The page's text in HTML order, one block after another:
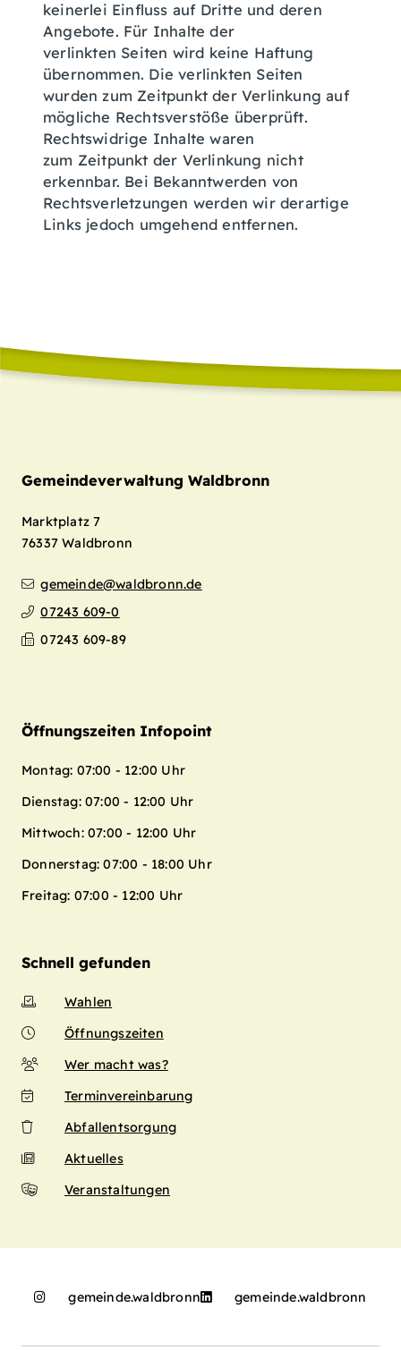
keinerlei Einfluss auf Dritte und deren
Angebote. Für Inhalte der
verlinkten Seiten wird keine Haftung
übernommen. Die verlinkten Seiten
wurden zum Zeitpunkt der Verlinkung auf
mögliche Rechtsverstöße überprüft.
Rechtswidrige Inhalte waren
zum Zeitpunkt der Verlinkung nicht
erkennbar. Bei Bekanntwerden von
Rechtsverletzungen werden wir derartige
Links jedoch umgehend entfernen.
Gemeindeverwaltung Waldbronn
Marktplatz 7
76337 Waldbronn
gemeinde@waldbronn.de
07243 609-0
07243 609-89
Öffnungszeiten Infopoint
Montag: 07:00 - 12:00 Uhr
Dienstag: 07:00 - 12:00 Uhr
Mittwoch: 07:00 - 12:00 Uhr
Donnerstag: 07:00 - 18:00 Uhr
Freitag: 07:00 - 12:00 Uhr
Schnell gefunden
Wahlen
Öffnungszeiten
Wer macht was?
Terminvereinbarung
Abfallentsorgung
Aktuelles
Veranstaltungen
gemeinde.waldbronn gemeinde.waldbronn